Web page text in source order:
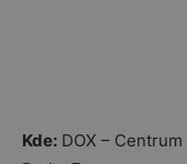
Kde: DOX –